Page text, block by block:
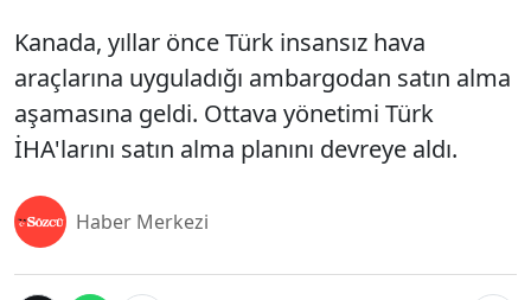
Kanada, yıllar önce Türk insansız hava
araçlarına uyguladığı ambargodan satın alma
aşamasına geldi. Ottava yönetimi Türk
İHA'larını satın alma planını devreye aldı.
Haber Merkezi